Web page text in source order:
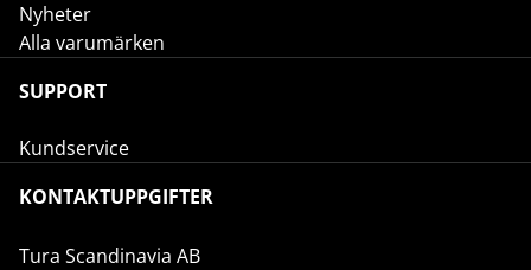
Nyheter
Alla varumärken
SUPPORT
Kundservice
KONTAKTUPPGIFTER
Tura Scandinavia AB